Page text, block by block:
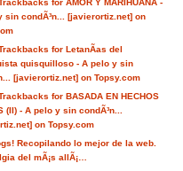
for AMOR Y MARIHUANA -
sin condÃ³n... [javierortiz.net] on
for LetanÃ­as del
quisquilloso - A pelo y sin
[javierortiz.net] on Topsy.com
for BASADA EN HECHOS
(II) - A pelo y sin condÃ³n...
on Topsy.com
Recopilando lo mejor de la web.
del mÃ¡s allÃ¡…